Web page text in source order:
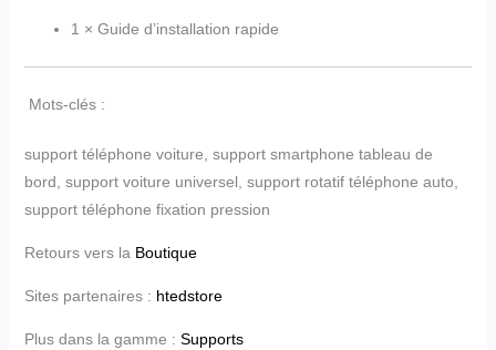
1 × Guide d’installation rapide
Mots-clés :
support téléphone voiture, support smartphone tableau de
bord, support voiture universel, support rotatif téléphone auto,
support téléphone fixation pression
Retours vers la Boutique
Sites partenaires : htedstore
Plus dans la gamme : Supports